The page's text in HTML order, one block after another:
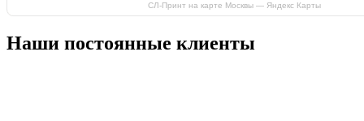
СЛ-Принт на карте Москвы — Яндекс Карты
Наши постоянные клиенты